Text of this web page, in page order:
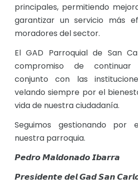
principales, permitiendo
garantizar un servicio más
moradores del sector.
El GAD Parroquial de San
compromiso de
conjunto con las
velando siempre por el
vida de nuestra ciudadanía.
Seguimos gestionando por
nuestra parroquia.
𝙋𝙚𝙙𝙧𝙤 𝙈𝙖𝙡𝙙𝙤𝙣𝙖𝙙𝙤 𝙄𝙗𝙖𝙧𝙧𝙖
𝙋𝙧𝙚𝙨𝙞𝙙𝙚𝙣𝙩𝙚 𝙙𝙚𝙡 𝙂𝙖𝙙 𝙎𝙖𝙣